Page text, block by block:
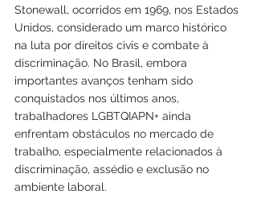
Stonewall, ocorridos em 1969, nos Estados
Unidos, considerado um marco histórico
na luta por direitos civis e combate à
discriminação. No Brasil, embora
importantes avanços tenham sido
conquistados nos últimos anos,
trabalhadores LGBTQIAPN+ ainda
enfrentam obstáculos no mercado de
trabalho, especialmente relacionados à
discriminação, assédio e exclusão no
ambiente laboral.